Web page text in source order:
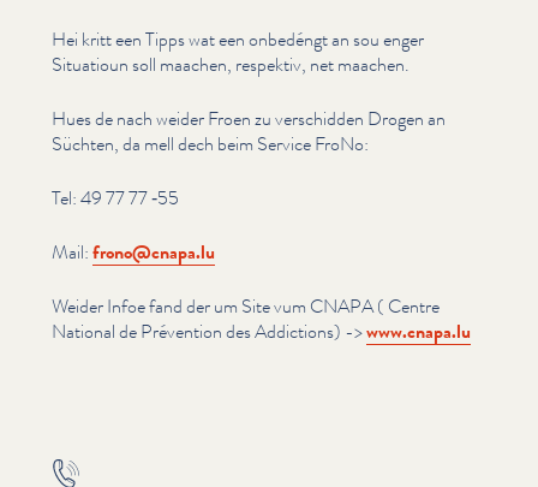
Hei kritt een Tipps wat een onbedéngt an sou enger
Situatioun soll maachen, respektiv, net maachen.
Hues de nach weider Froen zu verschidden Drogen an
Süchten, da mell dech beim Service FroNo:
Tel: 49 77 77 ‑55
Mail:frono@​cnapa.​lu
Weider Infoe fand der um Site vum CNAPA ( Centre
National de Prévention des Addictions) ->www​.cnapa​.lu